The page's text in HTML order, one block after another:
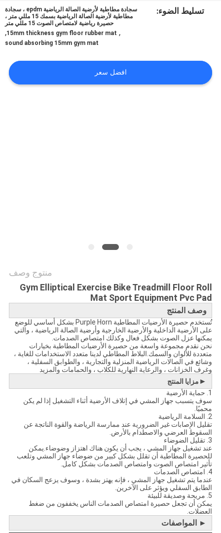
خريطة
الموقع
تسليط الضوء:
سجادة مطاطية لأرضية الصالة الرياضية epdm ، سجادة
مطاطية لأرضية الصالة الرياضية بسمك 15 مللي متر ،
حصيرة رياضية لامتصاص الصوت 15 مللي متر
,
15mm thickness gym floor rubber mat
,
sound absorbing 15mm gym mat
افضل سعر
منتوج وصف
Gym Elliptical Exercise Bike Treadmill Floor Roll
Mat Sport Equipment Pvc Pad
وصف المنتج
تُستخدم حصيرة الأرضيات المطاطية Purple Horn بشكل أساسي للوضع
على الأرضية الداخلية والأرضية الخارجية وأرضية الصالة الرياضية ، والتي
يمكنها عزل الصوت بشكل فعال وكذلك امتصاص الصدمات.
نحن نقدم مجموعة واسعة من حصيرة الأرضيات المطاطية بخيارات
متعددة للألوان والسمك.البلاط المطاطي لدينا متعدد الاستخدامات للغاية ،
وشائع في الصالات الرياضية المنزلية والتجارية ، والطوابق السفلية ،
وغرف الخزانات ، والرعاية النهارية للكلاب ، والحمامات والمزيد
► مزايا المنتج
1. حماية الأرضية
سوف يتسبب جهاز المشي في إتلاف الأرضية أثناء التشغيل إذا لم يكن
محميًا.
2. السلامة الرياضية
تقليل الإصابات غير الضرورية عند ممارسة الرياضة والقوة الناتجة عن
السقوط العرضي والاصطدام بالأرض.
3. تقليل الضوضاء
عند تشغيل جهاز المشي ، يجب أن يكون هناك اهتزاز وضوضاء.يمكن
للحصيرة المطاطية أن تقلل بشكل كبير من ضوضاء جهاز المشي وتلعب
تأثير امتصاص الصوت وامتصاص الصدمات بشكل كامل.
4. امتصاص الصدمات
عندما يتم تشغيل جهاز المشي ، فإنه يهتز بشدة ، وسوف يزعج السكان في
الطابق السفلي ويؤثر على الآخرين.
5. مريحة وصديقة للبيئة
يمكن أن تجعل حصيرة امتصاص الصدمات الناس يخففون من ضغط
العضلات.
► المواصفات